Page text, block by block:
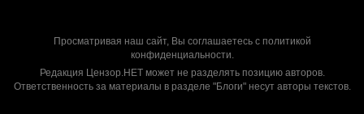
Просматривая наш сайт, Вы соглашаетесь с политикой
конфиденциальности.
Редакция Цензор.НЕТ может не разделять позицию авторов.
Ответственность за материалы в разделе "Блоги" несут авторы текстов.